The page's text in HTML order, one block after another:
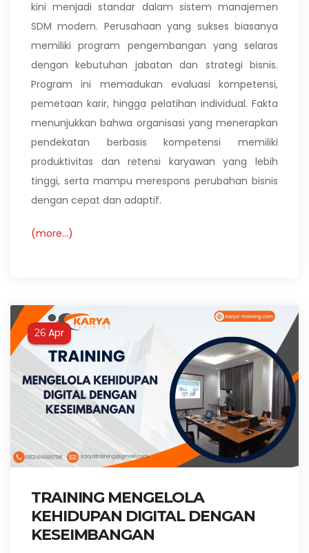
kini menjadi standar dalam sistem manajemen
SDM modern. Perusahaan yang sukses biasanya
memiliki program pengembangan yang selaras
dengan kebutuhan jabatan dan strategi bisnis.
Program ini memadukan evaluasi kompetensi,
pemetaan karir, hingga pelatihan individual. Fakta
menunjukkan bahwa organisasi yang menerapkan
pendekatan berbasis kompetensi memiliki
produktivitas dan retensi karyawan yang lebih
tinggi, serta mampu merespons perubahan bisnis
dengan cepat dan adaptif.
(more…)
26 Apr
TRAINING MENGELOLA
KEHIDUPAN DIGITAL DENGAN
KESEIMBANGAN